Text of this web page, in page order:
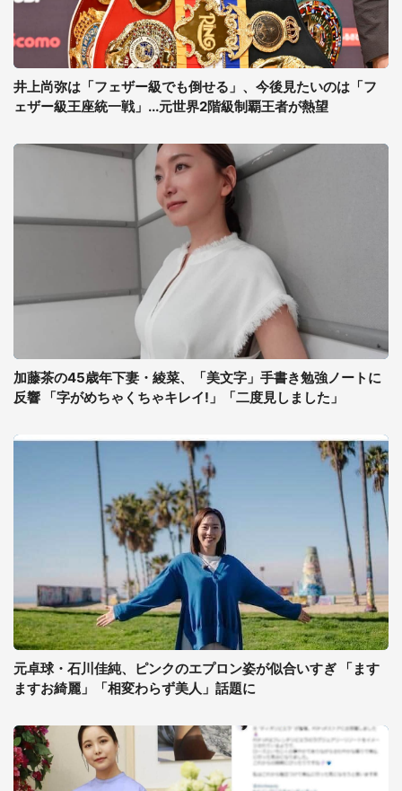
井上尚弥は「フェザー級でも倒せる」、今後見たいのは「フ
ェザー級王座統一戦」...元世界2階級制覇王者が熱望
加藤茶の45歳年下妻・綾菜、「美文字」手書き勉強ノートに
反響 「字がめちゃくちゃキレイ!」「二度見しました」
元卓球・石川佳純、ピンクのエプロン姿が似合いすぎ 「ます
ますお綺麗」「相変わらず美人」話題に